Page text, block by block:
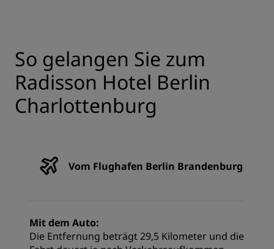
So gelangen Sie zum
Radisson Hotel Berlin
Charlottenburg
Vom Flughafen Berlin Brandenburg
Mit dem Auto:
Die Entfernung beträgt 29,5 Kilometer und die